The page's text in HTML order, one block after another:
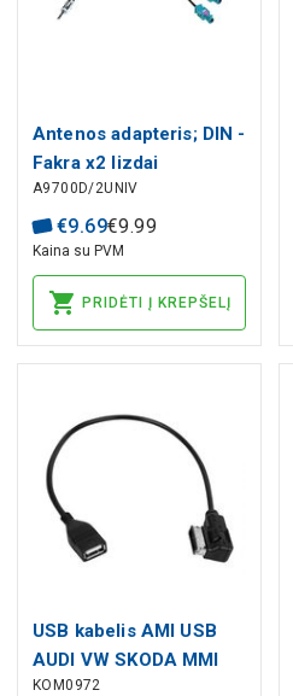
Antenos adapteris; DIN -
Fakra x2 lizdai
A9700D/2UNIV
€9.69€9.99
Kaina su PVM
PRIDĖTI Į KREPŠELĮ
USB kabelis AMI USB
AUDI VW SKODA MMI
KOM0972